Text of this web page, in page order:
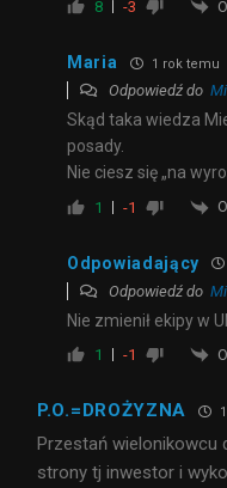
8 -3
Maria 1 rok temu
Odpowiedź do
Skąd taka wiedza
posady.
Nie ciesz się „na
1 -1
Odpowiadający
Odpowiedź do
Nie zmienił ekipy w
1 -1
P.O.=DROŻYZNA
Przestań wielonikowcu
strony tj inwestor i